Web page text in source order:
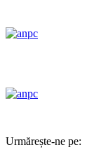
Urmărește-ne pe: